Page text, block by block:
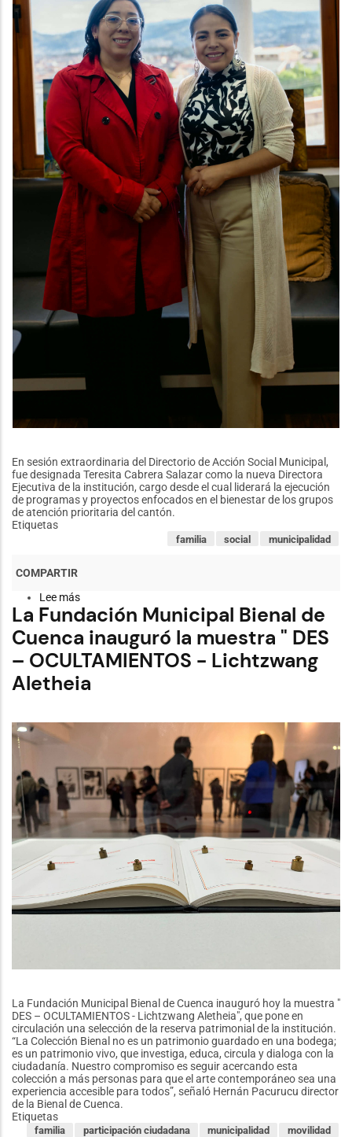
En sesión extraordinaria del Directorio de Acción Social Municipal,
fue designada Teresita Cabrera Salazar como la nueva Directora
Ejecutiva de la institución, cargo desde el cual liderará la ejecución
de programas y proyectos enfocados en el bienestar de los grupos
de atención prioritaria del cantón.
Etiquetas
municipalidad
social
familia
Lee más
Teresita
Cabrera
Salazar
es
designada
nueva
de
La Fundación Municipal Bienal de
Cuenca inauguró la muestra " DES
– OCULTAMIENTOS - Lichtzwang
Aletheia
La Fundación Municipal Bienal de Cuenca inauguró hoy la muestra "
DES – OCULTAMIENTOS - Lichtzwang Aletheia", que pone en
circulación una selección de la reserva patrimonial de la institución.
“La Colección Bienal no es un patrimonio guardado en una bodega;
es un patrimonio vivo, que investiga, educa, circula y dialoga con la
ciudadanía. Nuestro compromiso es seguir acercando esta
colección a más personas para que el arte contemporáneo sea una
experiencia accesible para todos”, señaló Hernán Pacurucu director
de la Bienal de Cuenca.
Etiquetas
movilidad
municipalidad
participación ciudadana
familia